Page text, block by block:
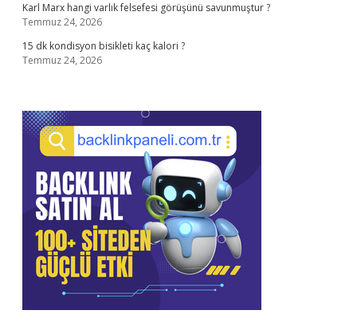
Karl Marx hangi varlık felsefesi görüşünü savunmuştur ?
Temmuz 24, 2026
15 dk kondisyon bisikleti kaç kalori ?
Temmuz 24, 2026